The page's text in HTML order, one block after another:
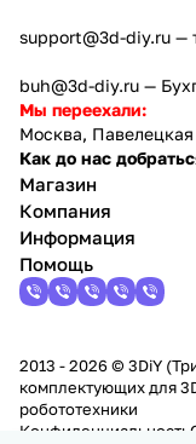
support@3d-diy.ru —
buh@3d-diy.ru —
Мы переехали:
Москва,
Как до нас
Магазин
Компания
Информация
Помощь
2013 - 2026 © 3DiY
комплектующих для
робототехники
Конфиденциальность